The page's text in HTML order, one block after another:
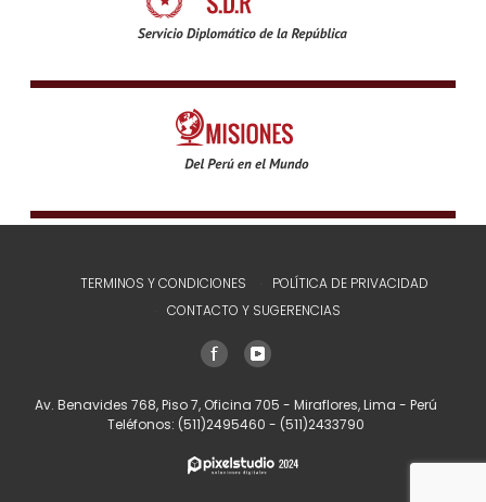
TERMINOS Y CONDICIONES
POLÍTICA DE PRIVACIDAD
CONTACTO Y SUGERENCIAS
Av. Benavides 768, Piso 7, Oficina 705 - Miraflores, Lima - Perú
Teléfonos: (511)2495460 - (511)2433790